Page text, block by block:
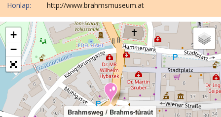
Honlap:
http://www.brahmsmuseum.at
Brahmsweg / Brahms-túraút
+
−